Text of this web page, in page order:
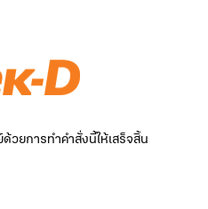
ยการทำคำสั่งนี้ให้เสร็จสิ้น